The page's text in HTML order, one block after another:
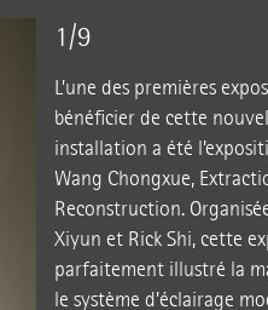
1/9
L’une des premières
bénéficier de cette
installation a été
Wang Chongxue,
Reconstruction.
Xiyun et Rick Shi, cette
parfaitement illustré la
le système d’éclairage